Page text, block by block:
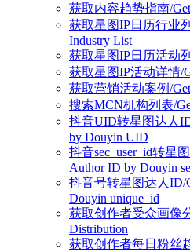
获取内容趋势指南/
获取星图IP日历行业
Industry List
获取星图IP日历活动
获取星图IP活动详情/
获取营销活动案例/
搜索MCN机构列表/
抖音UID转星图达人
by Douyin UID
抖音sec_user_id转星
Author ID by Douyin
抖音号转星图达人ID/
Douyin unique_id
获取创作者受众画像
Distribution
获取创作者每日粉丝